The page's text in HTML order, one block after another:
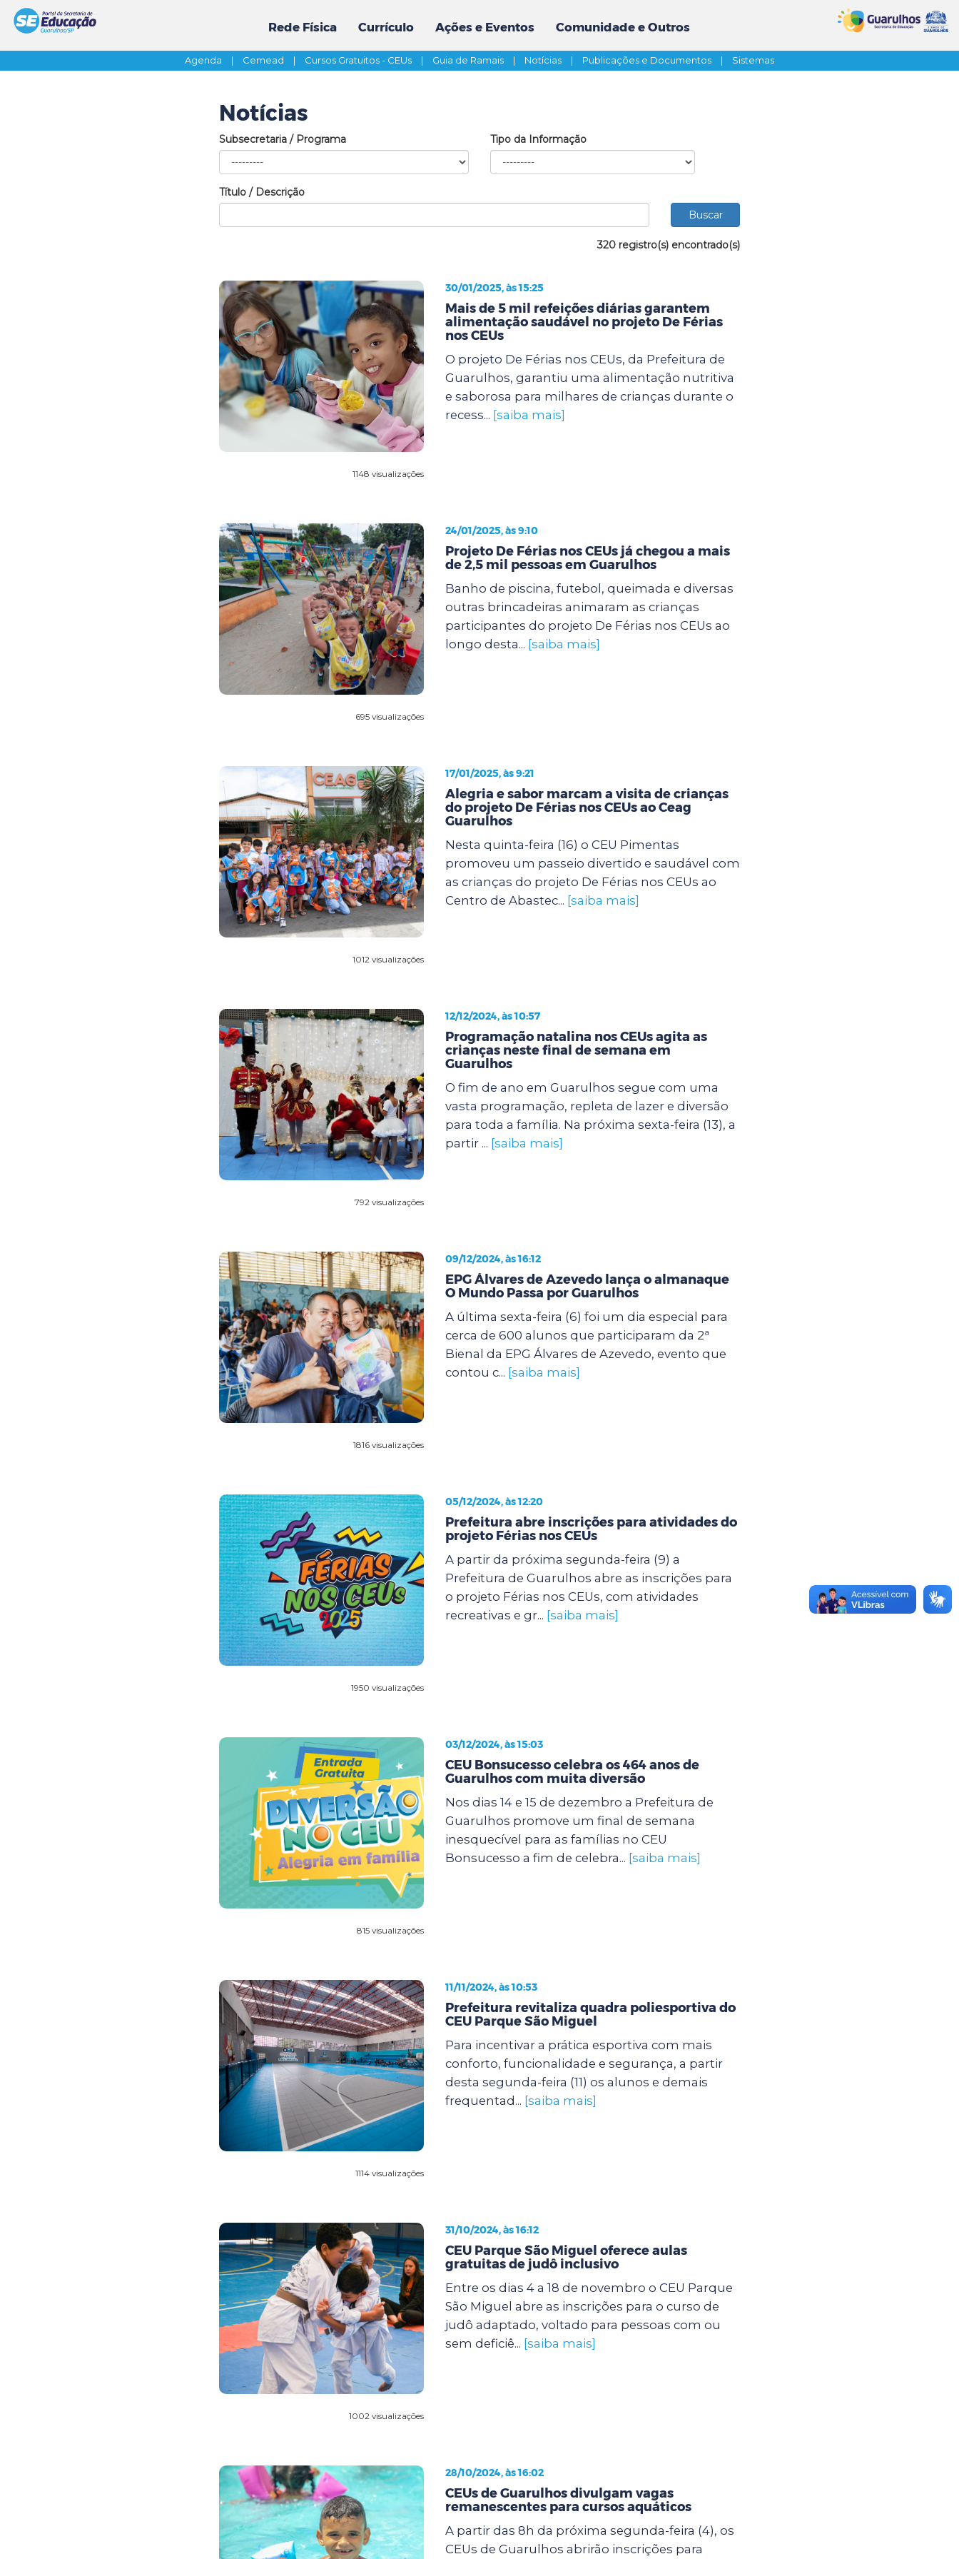
Rede Física Currículo Ações e Eventos Comunidade e Outros
Agenda | Cemead | Cursos Gratuitos - CEUs | Guia de Ramais | Notícias | Publicações e Documentos | Sistemas
Notícias
Subsecretaria / Programa Tipo da Informação
Título / Descrição
320 registro(s) encontrado(s)
1148 visualizações
30/01/2025, às 15:25
Mais de 5 mil refeições diárias garantem
alimentação saudável no projeto De Férias
nos CEUs
O projeto De Férias nos CEUs, da Prefeitura de
Guarulhos, garantiu uma alimentação nutritiva
e saborosa para milhares de crianças durante o
recess... [saiba mais]
695 visualizações
24/01/2025, às 9:10
Projeto De Férias nos CEUs já chegou a mais
de 2,5 mil pessoas em Guarulhos
Banho de piscina, futebol, queimada e diversas
outras brincadeiras animaram as crianças
participantes do projeto De Férias nos CEUs ao
longo desta... [saiba mais]
1012 visualizações
17/01/2025, às 9:21
Alegria e sabor marcam a visita de crianças
do projeto De Férias nos CEUs ao Ceag
Guarulhos
Nesta quinta-feira (16) o CEU Pimentas
promoveu um passeio divertido e saudável com
as crianças do projeto De Férias nos CEUs ao
Centro de Abastec... [saiba mais]
792 visualizações
12/12/2024, às 10:57
Programação natalina nos CEUs agita as
crianças neste final de semana em
Guarulhos
O fim de ano em Guarulhos segue com uma
vasta programação, repleta de lazer e diversão
para toda a família. Na próxima sexta-feira (13), a
partir ... [saiba mais]
1816 visualizações
09/12/2024, às 16:12
EPG Álvares de Azevedo lança o almanaque
O Mundo Passa por Guarulhos
A última sexta-feira (6) foi um dia especial para
cerca de 600 alunos que participaram da 2ª
Bienal da EPG Álvares de Azevedo, evento que
contou c... [saiba mais]
1950 visualizações
05/12/2024, às 12:20
Prefeitura abre inscrições para atividades do
projeto Férias nos CEUs
A partir da próxima segunda-feira (9) a
Prefeitura de Guarulhos abre as inscrições para
o projeto Férias nos CEUs, com atividades
recreativas e gr... [saiba mais]
815 visualizações
03/12/2024, às 15:03
CEU Bonsucesso celebra os 464 anos de
Guarulhos com muita diversão
Nos dias 14 e 15 de dezembro a Prefeitura de
Guarulhos promove um final de semana
inesquecível para as famílias no CEU
Bonsucesso a fim de celebra... [saiba mais]
1114 visualizações
11/11/2024, às 10:53
Prefeitura revitaliza quadra poliesportiva do
CEU Parque São Miguel
Para incentivar a prática esportiva com mais
conforto, funcionalidade e segurança, a partir
desta segunda-feira (11) os alunos e demais
frequentad... [saiba mais]
1002 visualizações
31/10/2024, às 16:12
CEU Parque São Miguel oferece aulas
gratuitas de judô inclusivo
Entre os dias 4 a 18 de novembro o CEU Parque
São Miguel abre as inscrições para o curso de
judô adaptado, voltado para pessoas com ou
sem deficiê... [saiba mais]
28/10/2024, às 16:02
CEUs de Guarulhos divulgam vagas
remanescentes para cursos aquáticos
A partir das 8h da próxima segunda-feira (4), os
CEUs de Guarulhos abrirão inscrições para